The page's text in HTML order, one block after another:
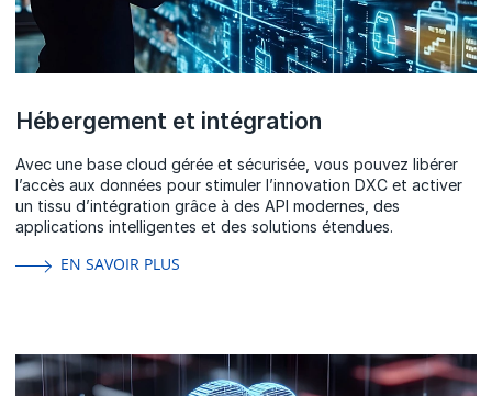
Hébergement et intégration
Avec une base cloud gérée et sécurisée, vous pouvez libérer
l’accès aux données pour stimuler l’innovation DXC et activer
un tissu d’intégration grâce à des API modernes, des
applications intelligentes et des solutions étendues.
EN SAVOIR PLUS